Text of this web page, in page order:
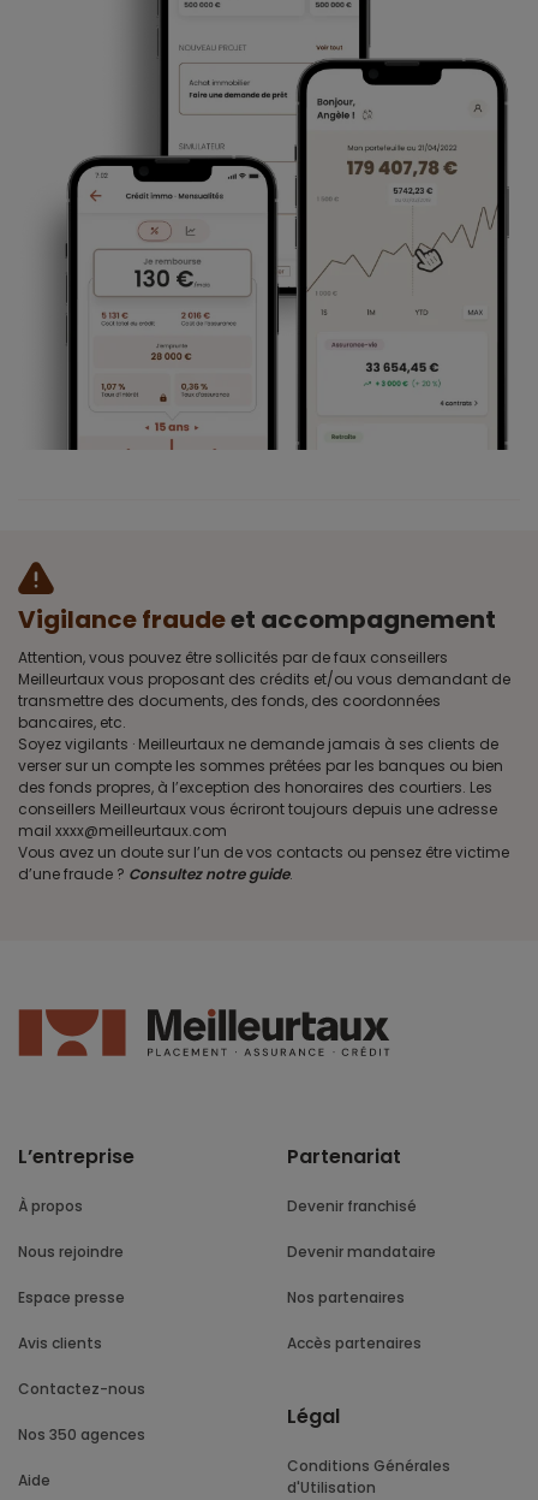
Vigilance fraudeet accompagnement
Attention, vous pouvez être sollicités par de faux conseillers
Meilleurtaux vous proposant des crédits et/ou vous demandant de
transmettre des documents, des fonds, des coordonnées
bancaires, etc.
Soyez vigilants · Meilleurtaux ne demande jamais à ses clients de
verser sur un compte les sommes prêtées par les banques ou bien
des fonds propres, à l’exception des honoraires des courtiers. Les
conseillers Meilleurtaux vous écriront toujours depuis une adresse
mail xxxx@meilleurtaux.com
Vous avez un doute sur l’un de vos contacts ou pensez être victime
d’une fraude ? Consultez notre guide.
L’entreprise
À propos
Nous rejoindre
Espace presse
Avis clients
Contactez-nous
Nos 350 agences
Aide
Partenariat
Devenir franchisé
Devenir mandataire
Nos partenaires
Accès partenaires
Légal
Conditions Générales
d'Utilisation